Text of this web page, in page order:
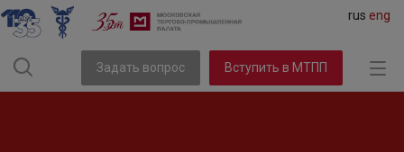
rus eng
Задать вопрос Вступить в МТПП